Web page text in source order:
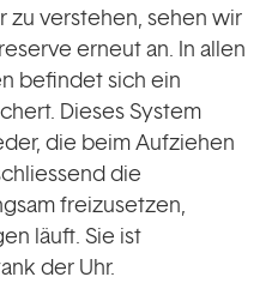
zu verstehen, sehen wir
erneut an. In allen
befindet sich ein
Dieses System
die beim Aufziehen
die
freizusetzen,
läuft. Sie ist
der Uhr.